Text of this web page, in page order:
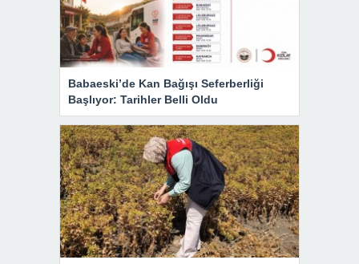
Babaeski’de Kan Bağışı Seferberliği
Başlıyor: Tarihler Belli Oldu